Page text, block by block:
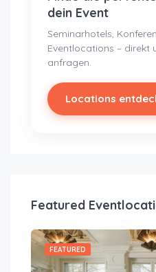
dein Event
Seminarhotels,
Eventlocations – direkt
anfragen.
Locations
Featured
FEATURED